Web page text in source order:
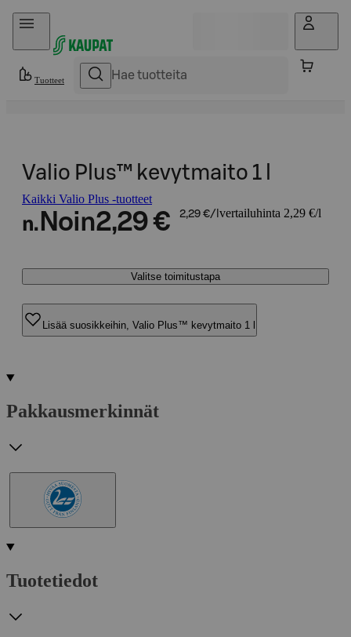
Hyppää sisältöön
Tuotteet
Valio Plus™ kevytmaito 1 l
Kaikki Valio Plus -tuotteet
n. Noin2,29 € 2,29 €/l vertailuhinta 2,29 €/l
Valitse toimitustapa
Lisää suosikkeihin, Valio Plus™ kevytmaito 1 l
Pakkausmerkinnät
Tuotetiedot